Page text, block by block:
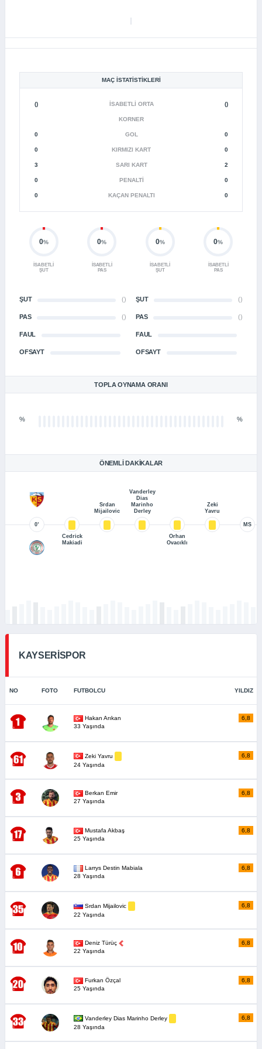
MAÇ İSTATISTIKLERI
() İSABETLI ORTA ()
KORNER
0 GOL 0
0 KIRMIZI KART 0
3 SARI KART 2
0 PENALTI 0
0 KAÇAN PENALTI 0
0%
İSABETLI
ŞUT
0%
İSABETLI
PAS
ŞUT ()
PAS ()
FAUL
OFSAYT
0%
İSABETLI
ŞUT
0%
İSABETLI
PAS
ŞUT ()
PAS ()
FAUL
OFSAYT
TOPLA OYNAMA ORANI
% %
ÖNEMLI DAKIKALAR
0’
Cedrick
Makiadi
Srdan
Mijailovic
Vanderley
Dias
Marinho
Derley
Orhan
Ovacıklı
Zeki
Yavru
MS
KAYSERİSPOR
NO FOTO FUTBOLCU YILDIZ
Hakan Arıkan
33 Yaşında
6,8
Zeki Yavru
24 Yaşında
6,8
Berkan Emir
27 Yaşında
6,8
Mustafa Akbaş
25 Yaşında
6,8
Larrys Destin Mabiala
28 Yaşında
6,8
Srdan Mijailovic
22 Yaşında
6,8
Deniz Türüç
22 Yaşında
6,8
Furkan Özçal
25 Yaşında
6,8
Vanderley Dias Marinho Derley
28 Yaşında
6,8